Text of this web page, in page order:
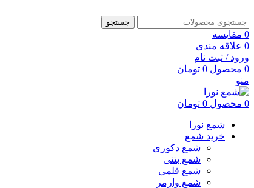
جستجو
0 مقایسه
0 علاقه مندی
ورود / ثبت نام
0 محصول 0 تومان
منو
0 محصول 0 تومان
شمع نورا
خرید شمع
شمع دکوری
شمع بتنی
شمع قلمی
شمع وارمر